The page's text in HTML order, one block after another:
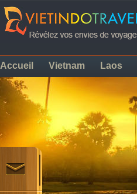
Accueil Vietnam Laos